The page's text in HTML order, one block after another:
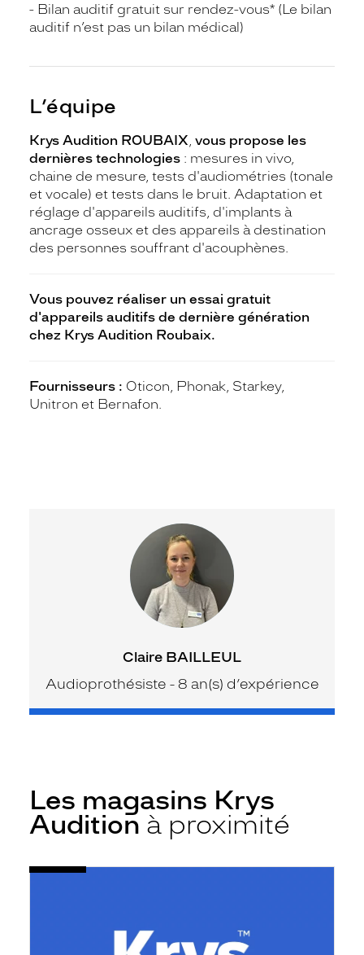
- Bilan auditif gratuit sur rendez-vous* (Le bilan
auditif n’est pas un bilan médical)
L’équipe
Krys Audition ROUBAIX vous propose les
dernières technologies : mesures in vivo,
chaine de mesure, tests d'audiométries (tonale
et vocale) et tests dans le bruit. Adaptation et
réglage d'appareils auditifs, d'implants à
ancrage osseux et des appareils à destination
des personnes souffrant d'acouphènes.
Vous pouvez réaliser un essai gratuit
d'appareils auditifs de dernière génération
chez Krys Audition Roubaix.
Fournisseurs : Oticon, Phonak, Starkey,
Unitron et Bernafon.
Claire BAILLEUL
Audioprothésiste - 8 an(s) d’expérience
Les magasins Krys
Audition à proximité
Audioprothésiste
Voir